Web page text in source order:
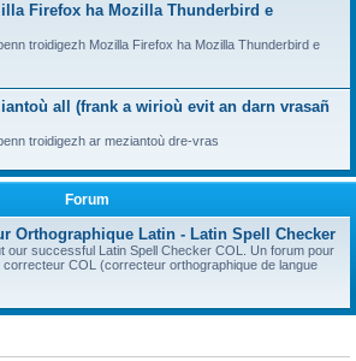
Firefox ha Mozilla Thunderbird e
troidigezh Mozilla Firefox ha Mozilla Thunderbird e
all (frank a wirioù evit an darn vrasañ
troidigezh ar meziantoù dre-vras
Forum
Orthographique Latin - Latin Spell Checker
our successful Latin Spell Checker COL. Un forum pour
COL (correcteur orthographique de langue